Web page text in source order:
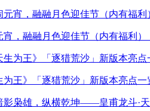
宵，融融月色迎佳节（内有福利）
为王》「逐猎荒沙」新版本亮点一